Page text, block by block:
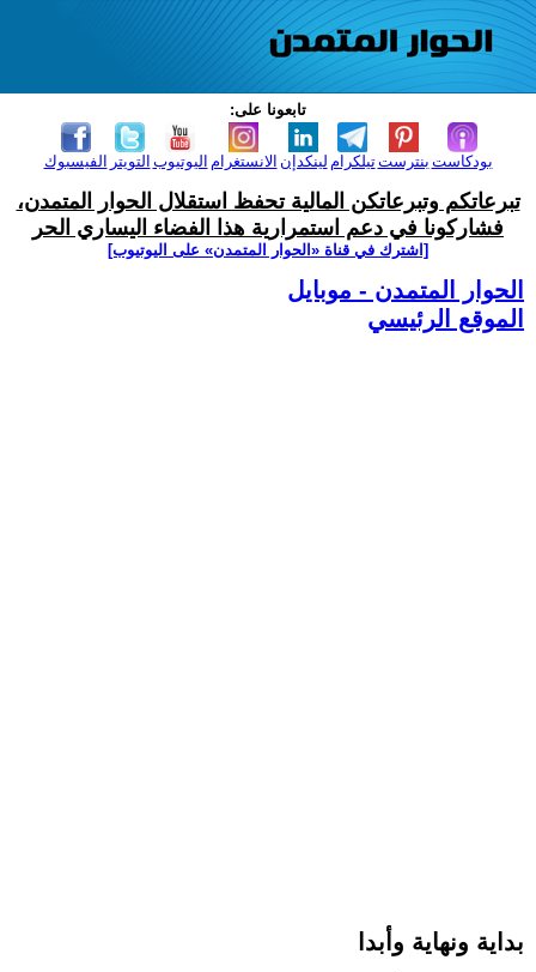
تابعونا على:
الفيسبوك التويتر اليوتيوب الانستغرام لينكدإن تيلكرامبنترست بودكاست
تبرعاتكم وتبرعاتكن المالية تحفظ استقلال الحوار المتمدن،
فشاركونا في دعم استمرارية هذا الفضاء اليساري الحر
[اشترك في قناة ‫«الحوار المتمدن» على اليوتيوب]
الحوار المتمدن - موبايل
الموقع الرئيسي
بداية ونهاية وأبدا